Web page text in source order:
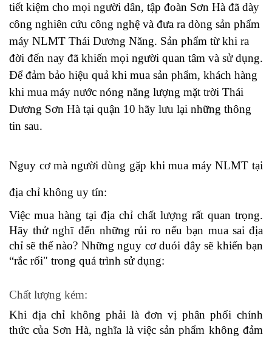
tiết kiệm cho mọi người dân, tập đoàn Sơn Hà đã dày
công nghiên cứu công nghệ và đưa ra dòng sản phẩm
máy NLMT Thái Dương Năng. Sản phẩm từ khi ra
đời đến nay đã khiến mọi người quan tâm và sử dụng.
Để đảm bảo hiệu quả khi mua sản phẩm, khách hàng
khi mua máy nước nóng năng lượng mặt trời Thái
Dương Sơn Hà tại quận 10 hãy lưu lại những thông
tin sau.
Nguy cơ mà người dùng gặp khi mua máy NLMT tại
địa chỉ không uy tín:
Việc mua hàng tại địa chỉ chất lượng rất quan trọng.
Hãy thử nghĩ đến những rủi ro nếu bạn mua sai địa
chỉ sẽ thế nào? Những nguy cơ duói đây sẽ khiến bạn
“rắc rối" trong quá trình sử dụng:
Chất lượng kém:
Khi địa chỉ không phải là đơn vị phân phối chính
thức của Sơn Hà, nghĩa là việc sản phẩm không đảm